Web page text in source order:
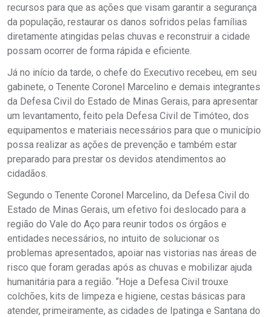
recursos para que as ações que visam garantir a segurança
da população, restaurar os danos sofridos pelas famílias
diretamente atingidas pelas chuvas e reconstruir a cidade
possam ocorrer de forma rápida e eficiente.
Já no início da tarde, o chefe do Executivo recebeu, em seu
gabinete, o Tenente Coronel Marcelino e demais integrantes
da Defesa Civil do Estado de Minas Gerais, para apresentar
um levantamento, feito pela Defesa Civil de Timóteo, dos
equipamentos e materiais necessários para que o município
possa realizar as ações de prevenção e também estar
preparado para prestar os devidos atendimentos ao
cidadãos.
Segundo o Tenente Coronel Marcelino, da Defesa Civil do
Estado de Minas Gerais, um efetivo foi deslocado para a
região do Vale do Aço para reunir todos os órgãos e
entidades necessários, no intuito de solucionar os
problemas apresentados, apoiar nas vistorias nas áreas de
risco que foram geradas após as chuvas e mobilizar ajuda
humanitária para a região. “Hoje a Defesa Civil trouxe
colchões, kits de limpeza e higiene, cestas básicas para
atender, primeiramente, as cidades de Ipatinga e Santana do